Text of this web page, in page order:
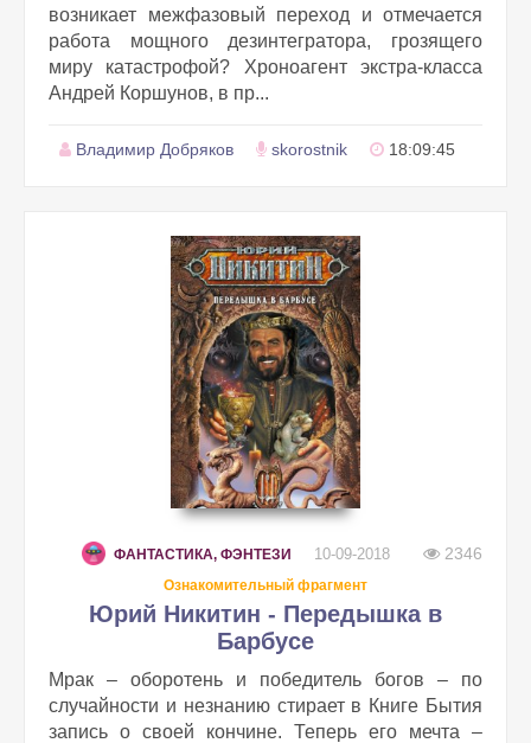
возникает межфазовый переход и отмечается
работа мощного дезинтегратора, грозящего
миру катастрофой? Хроноагент экстра-класса
Андрей Коршунов, в пр...
Владимир Добряков skorostnik 18:09:45
ФАНТАСТИКА, ФЭНТЕЗИ 10-09-2018 2346
Ознакомительный фрагмент
Юрий Никитин - Передышка в
Барбусе
Мрак – оборотень и победитель богов – по
случайности и незнанию стирает в Книге Бытия
запись о своей кончине. Теперь его мечта –